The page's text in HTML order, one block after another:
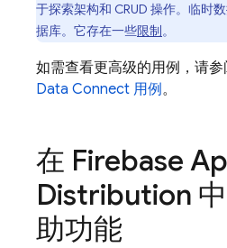
于探索架构和 CRUD 操作。临时
据库。它存在一些限制。
如需查看更高级的用例，请参
Data Connect 用例。
在 Firebase
Distribution
助功能